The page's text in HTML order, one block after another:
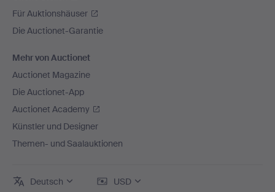
Für Auktionshäuser
Die Auctionet-Garantie
Mehr von Auctionet
Auctionet Magazine
Die Auctionet-App
Auctionet Academy
Künstler und Designer
Themen- und Saalauktionen
Deutsch USD